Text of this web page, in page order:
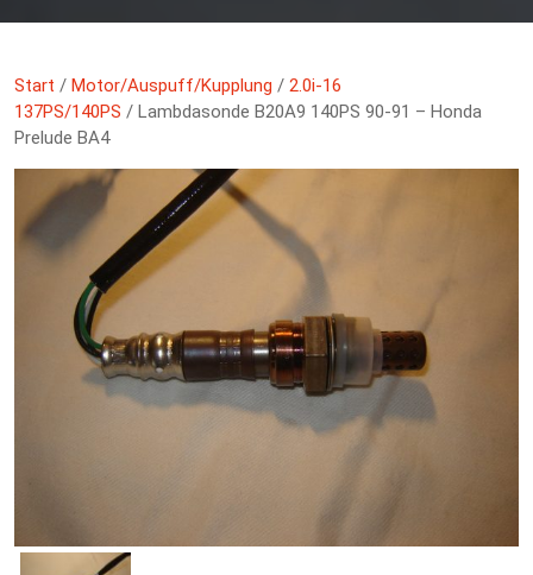
Start / Motor/Auspuff/Kupplung / 2.0i-16
137PS/140PS / Lambdasonde B20A9 140PS 90-91 – Honda
Prelude BA4